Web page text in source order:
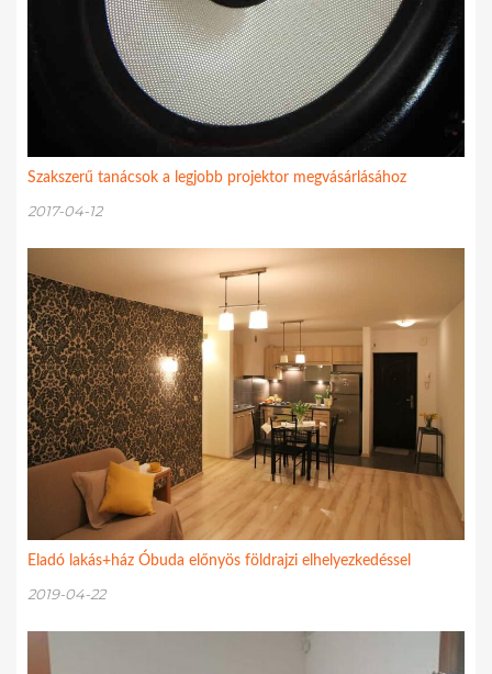
Szakszerű tanácsok a legjobb projektor megvásárlásához
2017-04-12
Eladó lakás+ház Óbuda előnyös földrajzi elhelyezkedéssel
2019-04-22